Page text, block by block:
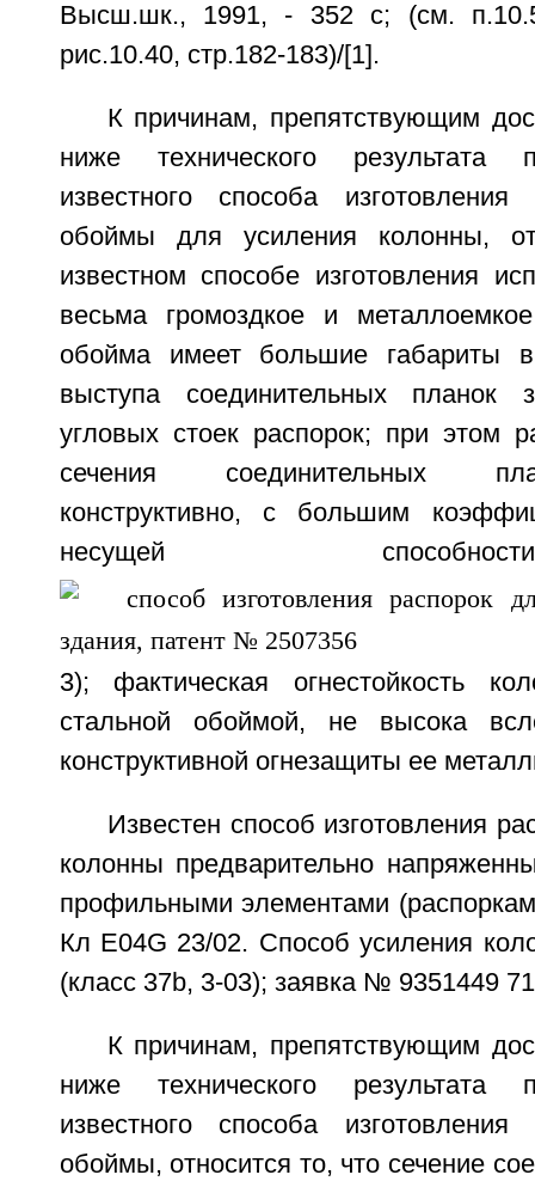
Высш.шк., 1991, - 352 с; (см.
рис.10.40, стр.182-183)/[1].
К причинам, препятствующим
ниже технического результата
известного способа изготовления
обоймы для усиления колонны,
известном способе изготовления
весьма громоздкое и
обойма имеет большие габариты
выступа соединительных планок
угловых стоек распорок; при этом
сечения соединительных
конструктивно, с большим
несущей
3); фактическая огнестойкость
стальной обоймой, не высока
конструктивной огнезащиты ее
Известен способ изготовления
колонны предварительно
профильными элементами
Кл E04G 23/02. Способ усиления
(класс 37b, 3-03); заявка № 9351449
К причинам, препятствующим
ниже технического результата
известного способа изготовления
обоймы, относится то, что сечение